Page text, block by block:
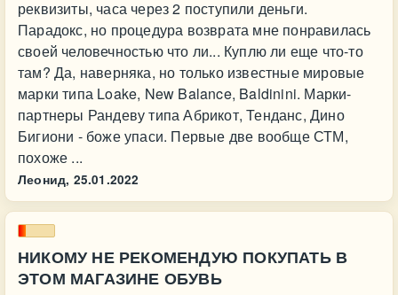
реквизиты, часа через 2 поступили деньги.
Парадокс, но процедура возврата мне понравилась
своей человечностью что ли... Куплю ли еще что-то
там? Да, наверняка, но только известные мировые
марки типа Loake, New Balance, Baldinini. Марки-
партнеры Рандеву типа Абрикот, Тенданс, Дино
Бигиони - боже упаси. Первые две вообще СТМ,
похоже ...
Леонид, 25.01.2022
НИКОМУ НЕ РЕКОМЕНДУЮ ПОКУПАТЬ В
ЭТОМ МАГАЗИНЕ ОБУВЬ